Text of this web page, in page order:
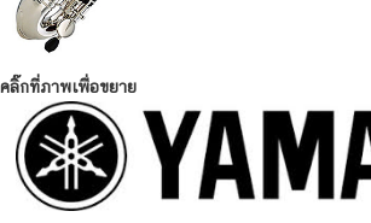
คลิ๊กที่ภาพเพื่อขยาย